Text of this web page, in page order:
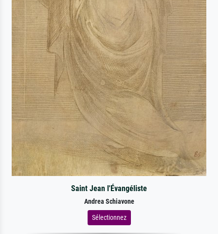
Saint Jean l'Évangéliste
Andrea Schiavone
Sélectionnez